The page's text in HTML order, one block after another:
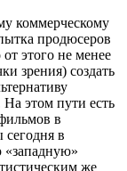
коммерческому
продюсеров
этого не менее
зрения) создать
этом пути есть
в
в
«западную»
же